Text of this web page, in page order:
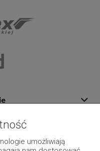
umożliwiają